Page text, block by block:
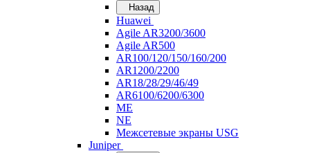
Назад
Huawei
Agile AR3200/3600
Agile AR500
AR100/120/150/160/200
AR1200/2200
AR18/28/29/46/49
AR6100/6200/6300
ME
NE
Межсетевые экраны USG
Juniper